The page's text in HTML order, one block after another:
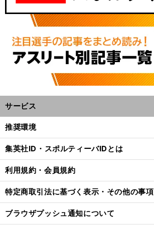
。
奪
」
サービス
推奨環境
集英社ID・スポルティーバIDとは
利用規約・会員規約
特定商取引法に基づく表示・その他の事項
ブラウザプッシュ通知について